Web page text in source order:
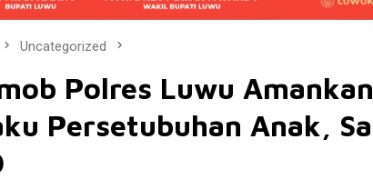
Uncategorized
Polres Luwu
Persetubuhan Anak,